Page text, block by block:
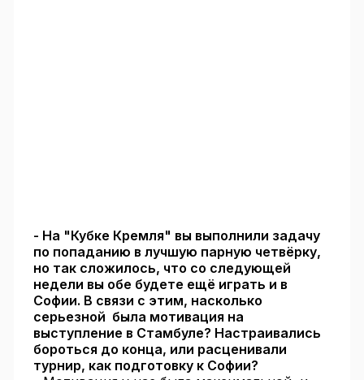
- На "Кубке Кремля" вы выполнили задачу
по попаданию в лучшую парную четвёрку,
но так сложилось, что со следующей
недели вы обе будете ещё играть и в
Софии. В связи с этим, насколько
серьезной была мотивация на
выступление в Стамбуле? Настраивались
бороться до конца, или расценивали
турнир, как подготовку к Софии?